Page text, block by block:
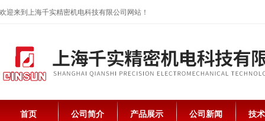
欢迎来到上海千实精密机电科技有限公司网站！
首页 公司简介 产品展示 公司新闻 技